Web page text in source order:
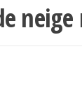
neige